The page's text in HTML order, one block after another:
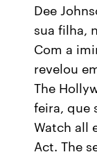
Dee
sua filha,
Com a
revelou
The
feira, que
Watch all
Act. The